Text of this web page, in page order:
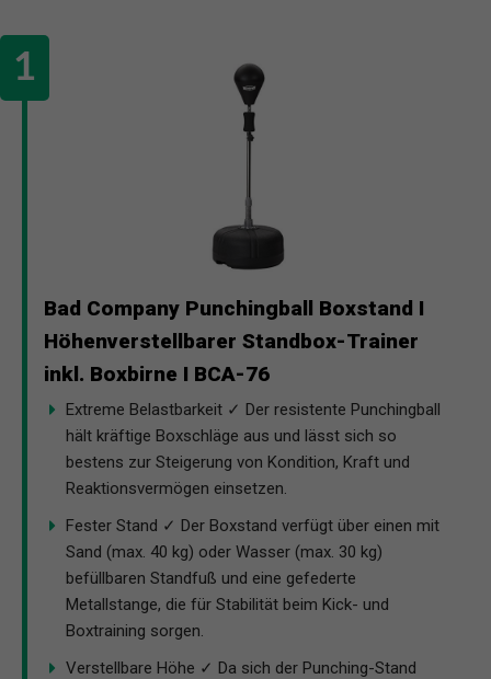
Bad Company Punchingball Boxstand I
Höhenverstellbarer Standbox-Trainer
inkl. Boxbirne I BCA-76
Extreme Belastbarkeit ✓ Der resistente Punchingball
hält kräftige Boxschläge aus und lässt sich so
bestens zur Steigerung von Kondition, Kraft und
Reaktionsvermögen einsetzen.
Fester Stand ✓ Der Boxstand verfügt über einen mit
Sand (max. 40 kg) oder Wasser (max. 30 kg)
befüllbaren Standfuß und eine gefederte
Metallstange, die für Stabilität beim Kick- und
Boxtraining sorgen.
Verstellbare Höhe ✓ Da sich der Punching-Stand